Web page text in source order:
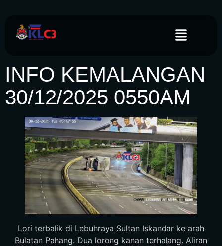
INFO KEMALANGAN
30/12/2025 0550AM
Lori terbalik di Lebuhraya Sultan Iskandar ke arah
Bulatan Pahang. Dua lorong kanan terhalang. Aliran